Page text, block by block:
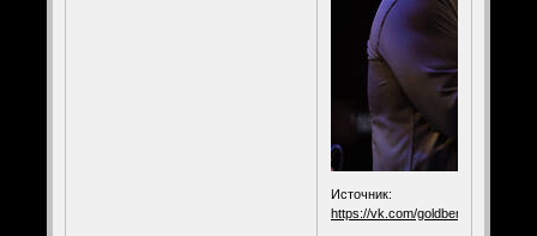
Источник:
https://vk.com/goldberg1984